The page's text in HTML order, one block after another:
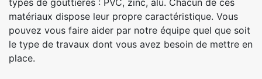
types de gouttières : PVC, zinc, alu. Chacun de ces
matériaux dispose leur propre caractéristique. Vous
pouvez vous faire aider par notre équipe quel que soit
le type de travaux dont vous avez besoin de mettre en
place.